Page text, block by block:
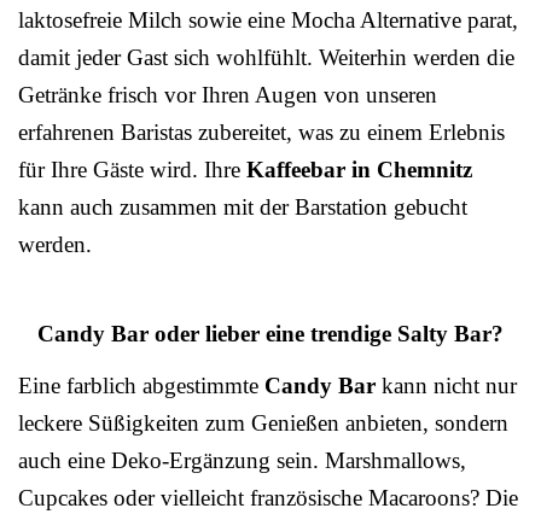
laktosefreie Milch sowie eine Mocha Alternative parat,
damit jeder Gast sich wohlfühlt. Weiterhin werden die
Getränke frisch vor Ihren Augen von unseren
erfahrenen Baristas zubereitet, was zu einem Erlebnis
für Ihre Gäste wird. Ihre Kaffeebar in Chemnitz
kann auch zusammen mit der Barstation gebucht
werden.
Candy Bar oder lieber eine trendige Salty Bar?
Eine farblich abgestimmte Candy Bar kann nicht nur
leckere Süßigkeiten zum Genießen anbieten, sondern
auch eine Deko-Ergänzung sein. Marshmallows,
Cupcakes oder vielleicht französische Macaroons? Die